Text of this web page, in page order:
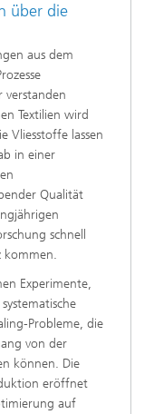
über die
aus dem
verstanden
Textilien wird
Vliesstoffe lassen
in einer
Qualität
schnell
kommen.
Experimente,
Probleme, die
von der
können. Die
eröffnet
auf